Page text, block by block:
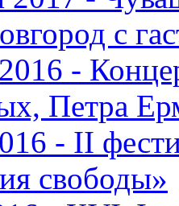
с
-
Петра
- II
свободы»